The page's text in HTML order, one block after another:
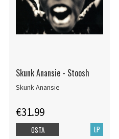
Skunk Anansie - Stoosh
Skunk Anansie
€31.99
LP
OSTA